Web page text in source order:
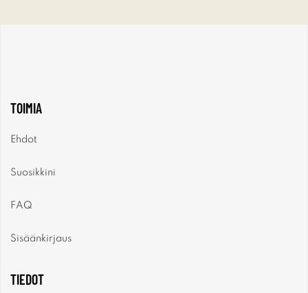
TOIMIA
Ehdot
Suosikkini
FAQ
Sisäänkirjaus
TIEDOT